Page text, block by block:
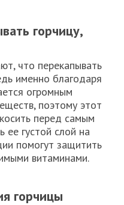
горчицу,
что перекапывать
именно благодаря
огромным
поэтому этот
перед самым
ее густой слой на
помогут защитить
витаминами.
горчицы